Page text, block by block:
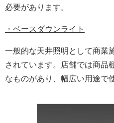
必要があります。
・ベースダウンライト
一般的な天井照明として商業
されています。店舗では商品
なものがあり、幅広い用途で